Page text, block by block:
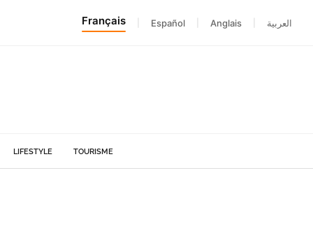
Français Español Anglais العربية
LIFESTYLE TOURISME